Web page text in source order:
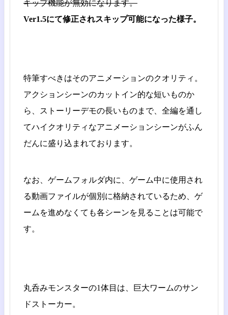
キップ機能が無効になります。
Ver1.5にて修正されスキップ可能になった様子。
特筆すべきはそのアニメーションのクオリティ。
アクションシーンのカットイン的な短いものか
ら、ストーリーデモの長いものまで、全編を通し
てハイクオリティなアニメーションシーンがふん
だんに盛り込まれております。
なお、ゲームフォルダ内に、ゲーム中に使用され
る動画ファイルが個別に格納されているため、ゲ
ームを進めなくても各シーンを見ることは可能で
す。
丸呑みモンスターの1体目は、巨大ワームのサン
ドストーカー。